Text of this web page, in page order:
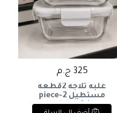
325 ج.م
علبه ثلاجه 2قطعه
مستطيل 2-piece
rectangular refrigerator